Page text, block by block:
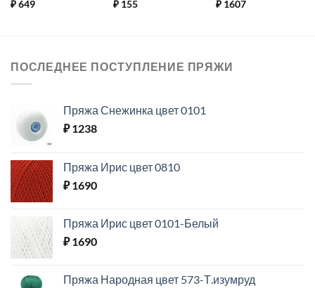
₽649 ₽155 ₽1607
ПОСЛЕДНЕЕ ПОСТУПЛЕНИЕ ПРЯЖИ
Пряжа Снежинка цвет 0101
₽1238
Пряжа Ирис цвет 0810
₽1690
Пряжа Ирис цвет 0101-Белый
₽1690
Пряжа Народная цвет 573-Т.изумруд